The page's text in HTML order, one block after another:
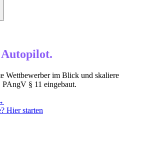
Autopilot.
Wettbewerber im Blick und skaliere
§ 11 eingebaut.
Hier starten